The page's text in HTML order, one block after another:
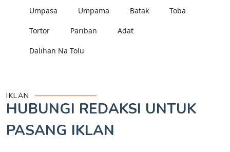
Umpasa Umpama Batak Toba
Tortor Pariban Adat
Dalihan Na Tolu
IKLAN
HUBUNGI REDAKSI UNTUK
PASANG IKLAN